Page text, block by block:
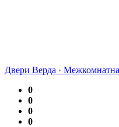
Двери Верда ·
0
0
0
0